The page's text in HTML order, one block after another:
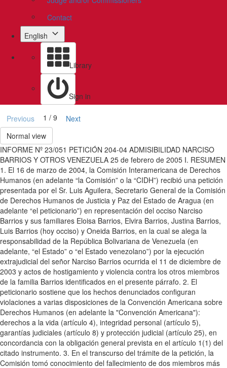
Contact
English
Library
Sign in
Previous 1 / 9
Next
Normal view
INFORME Nº 23/051 PETICIÓN 204-04 ADMISIBILIDAD NARCISO
BARRIOS Y OTROS VENEZUELA 25 de febrero de 2005 I. RESUMEN
1. El 16 de marzo de 2004, la Comisión Interamericana de Derechos
Humanos (en adelante “la Comisión” o la “CIDH”) recibió una petición
presentada por el Sr. Luis Aguilera, Secretario General de la Comisión
de Derechos Humanos de Justicia y Paz del Estado de Aragua (en
adelante “el peticionario”) en representación del occiso Narciso
Barrios y sus familiares Eloisa Barrios, Elvira Barrios, Justina Barrios,
Luis Barrios (hoy occiso) y Oneida Barrios, en la cual se alega la
responsabilidad de la República Bolivariana de Venezuela (en
adelante, “el Estado” o “el Estado venezolano”) por la ejecución
extrajudicial del señor Narciso Barrios ocurrida el 11 de diciembre de
2003 y actos de hostigamiento y violencia contra los otros miembros
de la familia Barrios identificados en el presente párrafo. 2. El
peticionario sostiene que los hechos denunciados configuran
violaciones a varias disposiciones de la Convención Americana sobre
Derechos Humanos (en adelante la "Convención Americana"):
derechos a la vida (artículo 4), integridad personal (artículo 5),
garantías judiciales (artículo 8) y protección judicial (artículo 25), en
concordancia con la obligación general prevista en el artículo 1(1) del
citado instrumento. 3. En el transcurso del trámite de la petición, la
Comisión tomó conocimiento del fallecimiento de dos miembros más